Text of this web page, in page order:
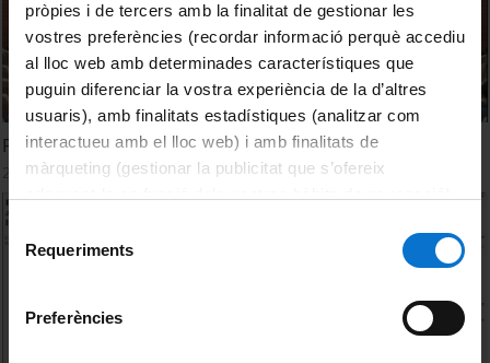
pròpies i de tercers amb la finalitat de gestionar les
vostres preferències (recordar informació perquè accediu
al lloc web amb determinades característiques que
puguin diferenciar la vostra experiència de la d’altres
usuaris), amb finalitats estadístiques (analitzar com
interactueu amb el lloc web) i amb finalitats de
màrqueting (gestionar la publicitat que s’ofereix
consultar laPolítica de galetes del lloc web de la
Requeriments
Preferències
Premi Ramon Margalef 2017. Discussió
26 octubre, 2017